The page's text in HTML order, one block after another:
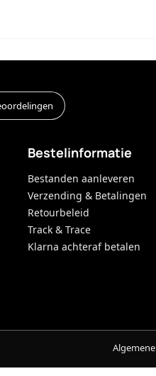
Bestelinformatie
Bestanden aanleveren
Verzending & Betalingen
Retourbeleid
Track & Trace
Klarna achteraf betalen